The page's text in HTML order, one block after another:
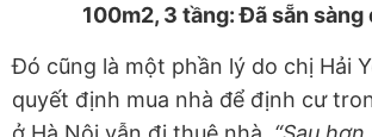
100m2, 3 tầng: Đã sẵn
Đó cũng là một phần lý do chị Hải
quyết định mua nhà để định cư